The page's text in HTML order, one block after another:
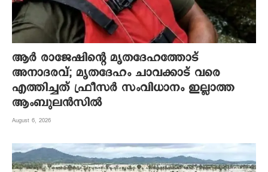
ആര്‍ രാജേഷിന്റെ മൃതദേഹത്തോട്
അനാദരവ്; മൃതദേഹം ചാവക്കാട് വരെ
എത്തിച്ചത് ഫ്രീസര്‍ സംവിധാനം ഇല്ലാത്ത
ആംബുലന്‍സില്‍
August 6, 2026